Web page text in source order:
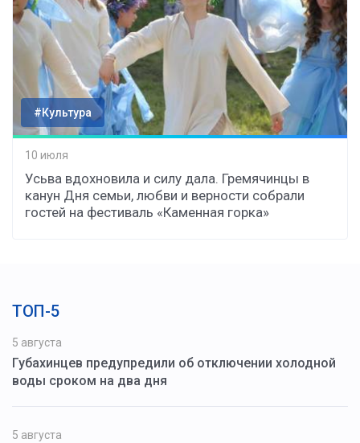
#Культура
10 июля
Усьва вдохновила и силу дала. Гремячинцы в
канун Дня семьи, любви и верности собрали
гостей на фестиваль «Каменная горка»
ТОП-5
5 августа
Губахинцев предупредили об отключении холодной
воды сроком на два дня
5 августа